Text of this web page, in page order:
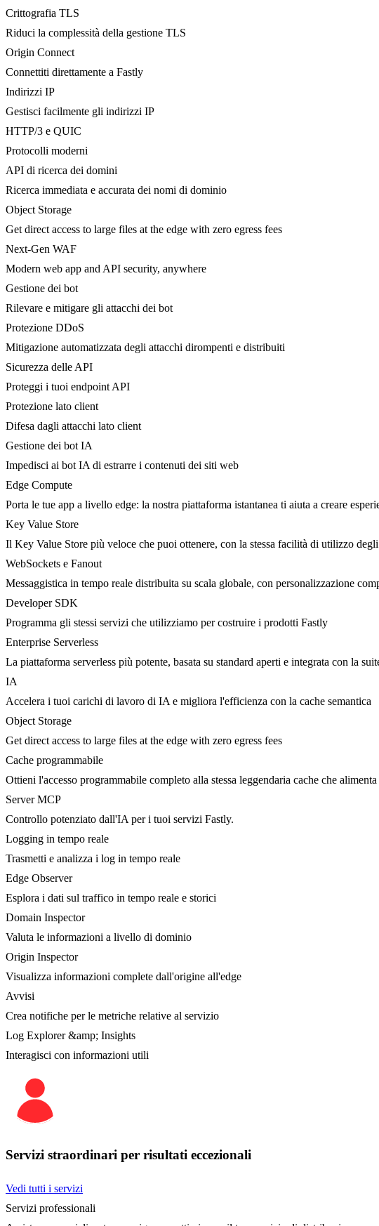
Crittografia TLS
Riduci la complessità della gestione TLS
Origin Connect
Connettiti direttamente a Fastly
Indirizzi IP
Gestisci facilmente gli indirizzi IP
HTTP/3 e QUIC
Protocolli moderni
API di ricerca dei domini
Ricerca immediata e accurata dei nomi di dominio
Object Storage
Get direct access to large files at the edge with zero egress fees
Next-Gen WAF
Modern web app and API security, anywhere
Gestione dei bot
Rilevare e mitigare gli attacchi dei bot
Protezione DDoS
Mitigazione automatizzata degli attacchi dirompenti e distribuiti
Sicurezza delle API
Proteggi i tuoi endpoint API
Protezione lato client
Difesa dagli attacchi lato client
Gestione dei bot IA
Impedisci ai bot IA di estrarre i contenuti dei siti web
Edge Compute
Porta le tue app a livello edge: la nostra piattaforma istantanea ti aiuta a creare
Key Value Store
Il Key Value Store più veloce che puoi ottenere, con la stessa facilità di utilizzo
WebSockets e Fanout
Messaggistica in tempo reale distribuita su scala globale, con personalizzazione
Developer SDK
Programma gli stessi servizi che utilizziamo per costruire i prodotti Fastly
Enterprise Serverless
La piattaforma serverless più potente, basata su standard aperti e integrata con la
IA
Accelera i tuoi carichi di lavoro di IA e migliora l'efficienza con la cache semantica
Object Storage
Get direct access to large files at the edge with zero egress fees
Cache programmabile
Ottieni l'accesso programmabile completo alla stessa leggendaria cache che
Server MCP
Controllo potenziato dall'IA per i tuoi servizi Fastly.
Logging in tempo reale
Trasmetti e analizza i log in tempo reale
Edge Observer
Esplora i dati sul traffico in tempo reale e storici
Domain Inspector
Valuta le informazioni a livello di dominio
Origin Inspector
Visualizza informazioni complete dall'origine all'edge
Avvisi
Crea notifiche per le metriche relative al servizio
Log Explorer &amp; Insights
Interagisci con informazioni utili
Servizi straordinari per risultati eccezionali
Vedi tutti i servizi
Servizi professionali